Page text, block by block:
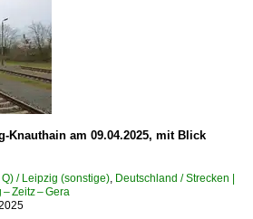
Knauthain am 09.04.2025, mit Blick
/ Leipzig (sonstige) Deutschland / Strecken |
Zeitz – Gera